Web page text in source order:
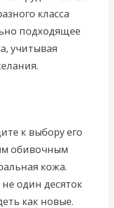
класса
подходящее
учитывая
к выбору его
обивочным
кожа.
один десяток
как новые.